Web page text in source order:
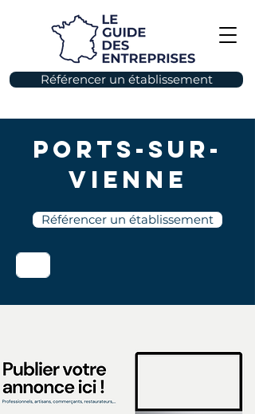
Référencer un établissement
Ports-sur-
Vienne
Référencer un établissement